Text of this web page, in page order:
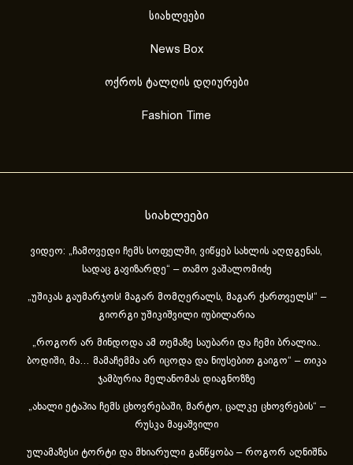
სიახლეები
News Box
ოქროს ტალღის დღიურები
Fashion Time
სიახლეები
ვიდეო: „ჩამოვედი ჩემს სოფელში, ვიწყებ სახლის აღდგენას,
სადაც გავიზარდე“ – თამო ვაშალომიძე
„უშიკას გაუმარჯოს! მაგარ მომღერალს, მაგარ ქართველს!“ –
გიორგი უშიკიშვილი იუბილარია
„როგორ არ მინდოდა ამ თემაზე საუბარი და ჩემი ბრალია..
ბოდიში, მა… მამაჩემმა არ იცოდა და ნიუსებით გაიგო“ – თიკა
ჯამბურია მელანომას დიაგნოზზე
„ახა­ლი ეტა­პია ჩემს ცხოვ­რე­ბა­ში, მარ­ტო, ცალ­კე ცხოვ­რე­ბის“ –
რუსკა მაყაშვილი
ულამაზესი ტორტი და მხიარული განწყობა – როგორ აღნიშნა